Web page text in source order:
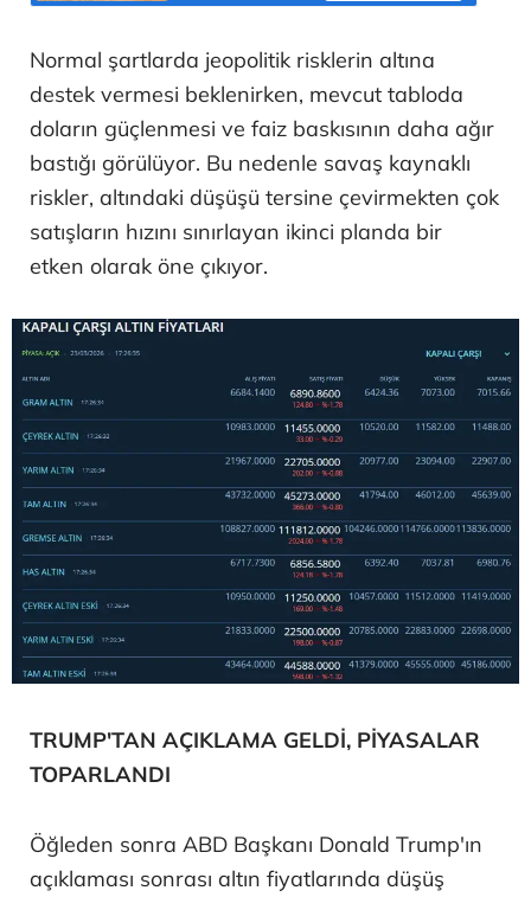
Normal şartlarda jeopolitik risklerin altına
destek vermesi beklenirken, mevcut tabloda
doların güçlenmesi ve faiz baskısının daha ağır
bastığı görülüyor. Bu nedenle savaş kaynaklı
riskler, altındaki düşüşü tersine çevirmekten çok
satışların hızını sınırlayan ikinci planda bir
etken olarak öne çıkıyor.
TRUMP'TAN AÇIKLAMA GELDİ, PİYASALAR
TOPARLANDI
Öğleden sonra ABD Başkanı Donald Trump'ın
açıklaması sonrası altın fiyatlarında düşüş